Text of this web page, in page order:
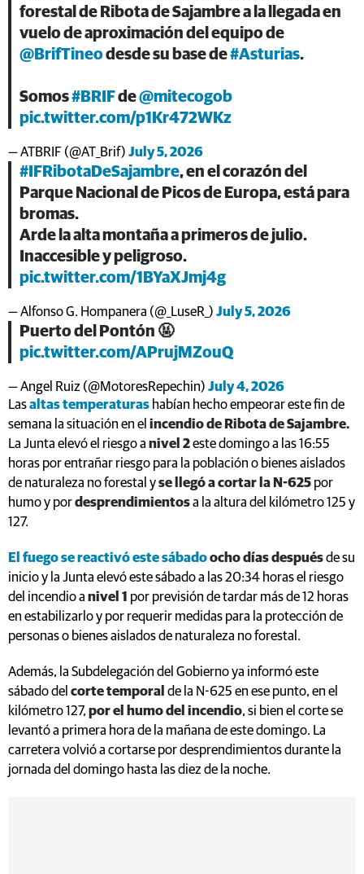
forestal de Ribota de Sajambre a la llegada en
vuelo de aproximación del equipo de
@BrifTineodesde su base de#Asturias.
Somos#BRIFde@mitecogob
pic.twitter.com/p1Kr472WKz
— ATBRIF (@AT_Brif) July 5, 2026
#IFRibotaDeSajambre, en el corazón del
Parque Nacional de Picos de Europa, está para
bromas.
Arde la alta montaña a primeros de julio.
Inaccesible y peligroso.
pic.twitter.com/1BYaXJmj4g
— Alfonso G. Hompanera (@_LuseR_) July 5, 2026
Puerto del Pontón 🤬
pic.twitter.com/APrujMZouQ
— Angel Ruiz (@MotoresRepechin) July 4, 2026
Lasaltas temperaturas habían hecho empeorar este fin de
semana la situación en el incendio de Ribota de Sajambre.
La Junta elevó el riesgo a nivel 2este domingo a las 16:55
horas por entrañar riesgo para la población o bienes aislados
de naturaleza no forestal yse llegó a cortar la N-625 por
humo y pordesprendimientosa la altura del kilómetro 125 y
127.
El fuego se reactivó este sábadoocho días despuésde su
inicio y la Junta elevó este sábado a las 20:34 horas el riesgo
del incendio a nivel 1 por previsión de tardar más de 12 horas
en estabilizarlo y por requerir medidas para la protección de
personas o bienes aislados de naturaleza no forestal.
Además, la Subdelegación del Gobierno ya informó este
sábado del corte temporal de la N-625 en ese punto, en el
kilómetro 127, por el humo del incendio, si bien el corte se
levantó a primera hora de la mañana de este domingo. La
carretera volvió a cortarse por desprendimientos durante la
jornada del domingo hasta las diez de la noche.